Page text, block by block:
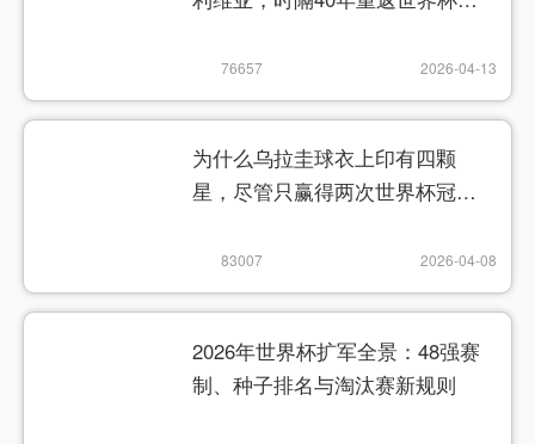
76657 2026-04-13
为什么乌拉圭球衣上印有四颗
星，尽管只赢得两次世界杯冠
83007 2026-04-08
2026年世界杯扩军全景：48强赛
制、种子排名与淘汰赛新规则